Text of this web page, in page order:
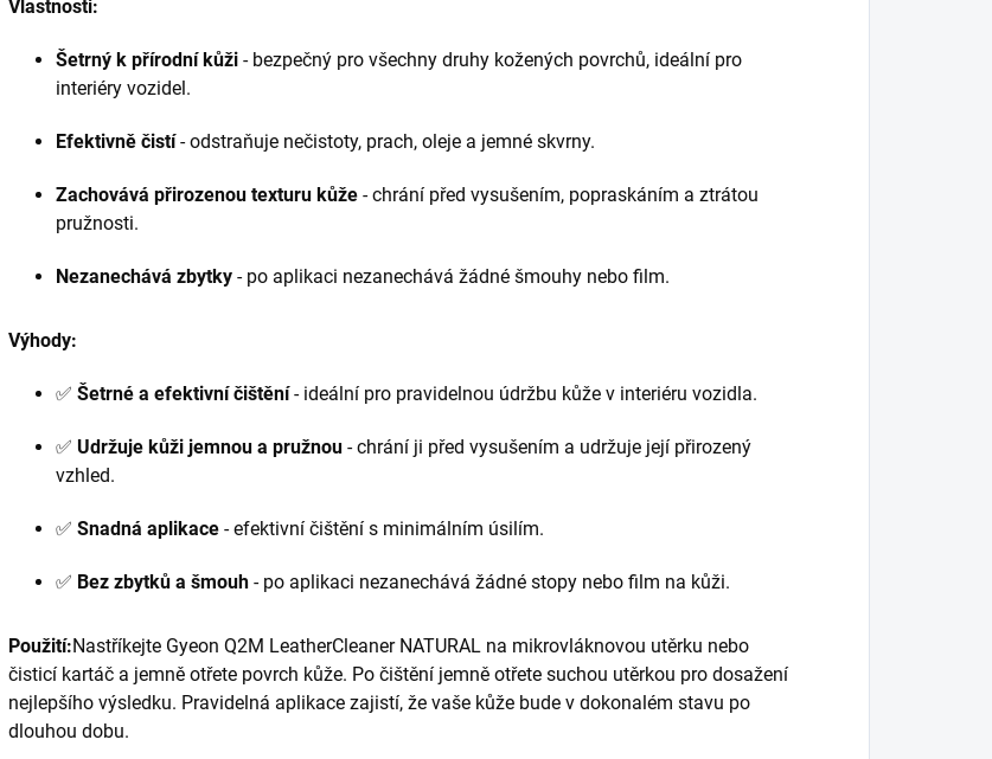
Vlastnosti:
Šetrný k přírodní kůži - bezpečný pro všechny druhy kožených povrchů, ideální pro
interiéry vozidel.
Efektivně čistí- odstraňuje nečistoty, prach, oleje a jemné skvrny.
Zachovává přirozenou texturu kůže - chrání před vysušením, popraskáním a ztrátou
pružnosti.
Nezanechává zbytky - po aplikaci nezanechává žádné šmouhy nebo film.
Výhody:
✅ Šetrné a efektivní čištění- ideální pro pravidelnou údržbu kůže v interiéru vozidla.
✅ Udržuje kůži jemnou a pružnou - chrání ji před vysušením a udržuje její přirozený
vzhled.
✅ Snadná aplikace - efektivní čištění s minimálním úsilím.
✅ Bez zbytků a šmouh - po aplikaci nezanechává žádné stopy nebo film na kůži.
Použití:Nastříkejte Gyeon Q2M LeatherCleaner NATURAL na mikrovláknovou utěrku nebo
čisticí kartáč a jemně otřete povrch kůže. Po čištění jemně otřete suchou utěrkou pro dosažení
nejlepšího výsledku. Pravidelná aplikace zajistí, že vaše kůže bude v dokonalém stavu po
dlouhou dobu.